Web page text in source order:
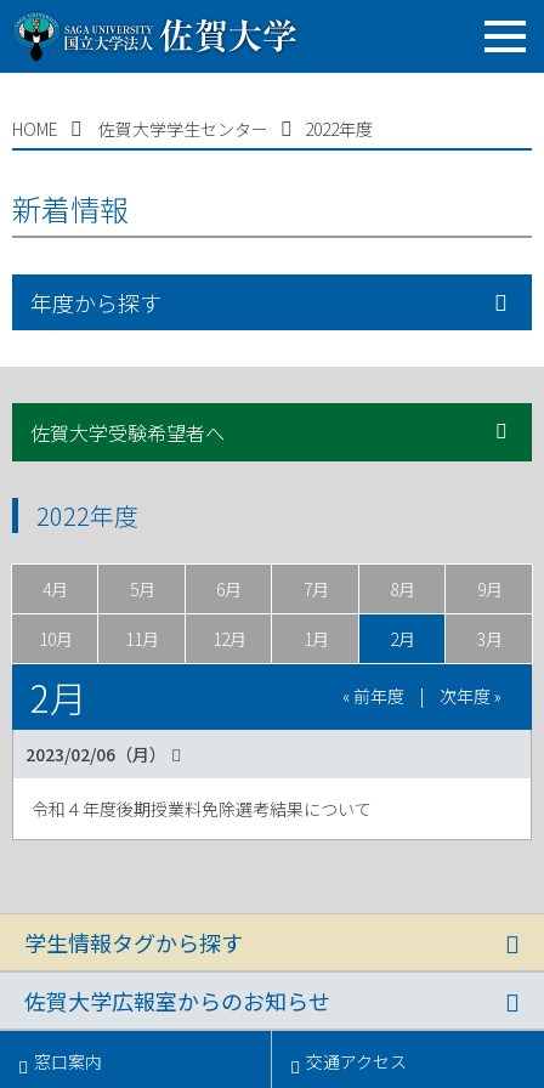
HOME 佐賀大学学生センター 2022年度
新着情報
年度から探す
佐賀大学受験希望者へ
2022年度
4月 5月 6月 7月 8月 9月
10月 11月 12月 1月 2月 3月
2月 « 前年度 | 次年度 »
2023/02/06（月）
令和４年度後期授業料免除選考結果について
学生情報タグから探す
佐賀大学広報室からのお知らせ
窓口案内 交通アクセス